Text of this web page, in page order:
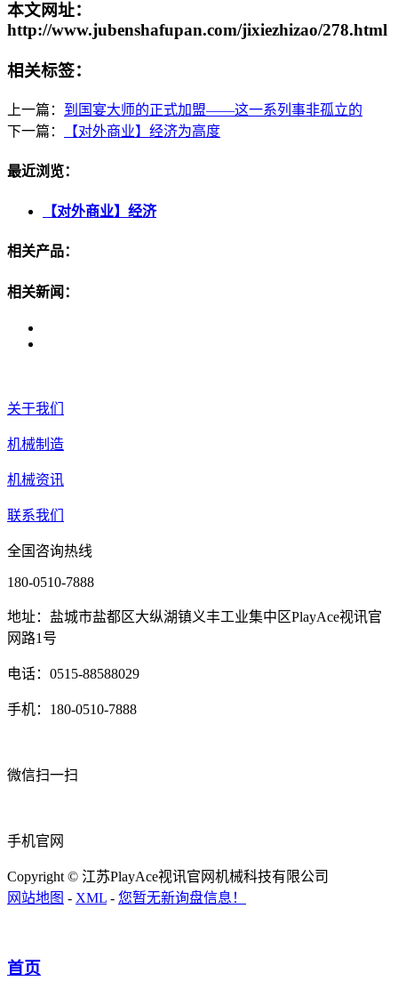
本文网址：
http://www.jubenshafupan.com/jixiezhizao/278.html
相关标签：
上一篇： 到国宴大师的正式加盟——这一系列事非孤立的
下一篇：
【对外商业】经济为高度
最近浏览：
【对外商业】经济
相关产品：
相关新闻：
关于我们
机械制造
机械资讯
联系我们
全国咨询热线
180-0510-7888
地址：盐城市盐都区大纵湖镇义丰工业集中区PlayAce视讯官
网路1号
电话：0515-88588029
手机：180-0510-7888
微信扫一扫
手机官网
Copyright © 江苏PlayAce视讯官网机械科技有限公司
网站地图 - XML - 您暂无新询盘信息！
首页